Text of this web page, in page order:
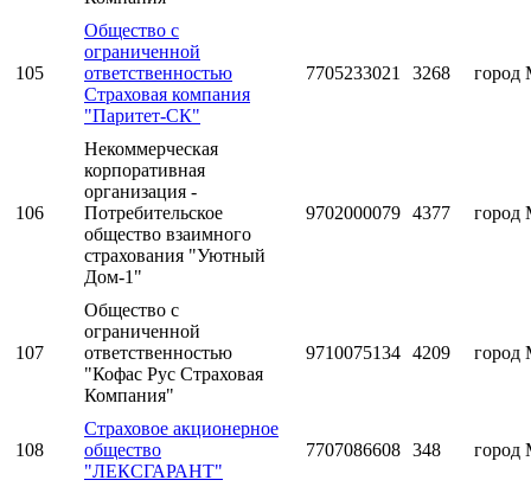
105
Общество с
ограниченной
ответственностью
Страховая компания
"Паритет-СК"
7705233021 3268 город
106
Некоммерческая
корпоративная
организация -
Потребительское
общество взаимного
страхования "Уютный
Дом-1"
9702000079 4377 город
107
Общество с
ограниченной
ответственностью
"Кофас Рус Страховая
Компания"
9710075134 4209 город
108
Страховое акционерное
общество
"ЛЕКСГАРАНТ"
7707086608 348 город